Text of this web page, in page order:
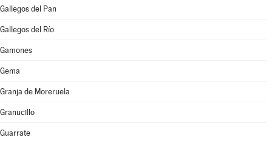
Gallegos del Pan
Gallegos del Río
Gamones
Gema
Granja de Moreruela
Granucillo
Guarrate